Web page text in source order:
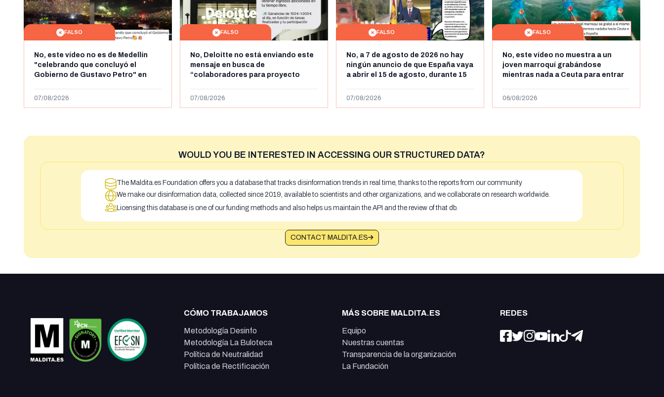
FALSO
No, este vídeo no es de Medellín
"celebrando que concluyó el
Gobierno de Gustavo Petro" en
de 2024
07/08/2026
FALSO
No, Deloitte no está enviando este
mensaje en busca de
“colaboradores para proyecto
1.000 euros al día: es un timo
07/08/2026
FALSO
No, a 7 de agosto de 2026 no hay
ningún anuncio de que España vaya
a abrir el 15 de agosto, durante 15
y Ceuta
07/08/2026
FALSO
No, este vídeo no muestra a un
joven marroquí grabándose
mientras nada a Ceuta para entrar
más de 450km de Ceuta y el autor lo
06/08/2026
WOULD YOU BE INTERESTED IN ACCESSING OUR STRUCTURED DATA?
The Maldita.es Foundation offers you a database that tracks disinformation trends in real time, thanks to the reports from our community
We make our disinformation data, collected since 2019, available to scientists and other organizations, and we collaborate on research worldwide.
Licensing this database is one of our funding methods and also helps us maintain the API and the review of that db.
CONTACT MALDITA.ES
CÓMO TRABAJAMOS
Metodología Desinfo
Metodología La Buloteca
Política de Neutralidad
Política de Rectificación
MÁS SOBRE MALDITA.ES
Equipo
Nuestras cuentas
Transparencia de la organización
La Fundación
REDES